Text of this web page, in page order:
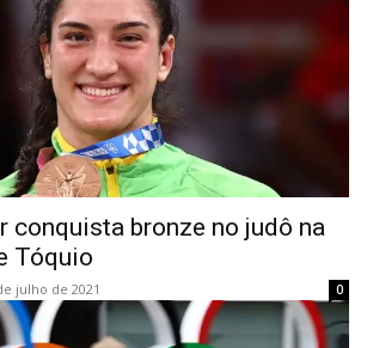
conquista bronze no judô na
Tóquio
julho de 2021 0